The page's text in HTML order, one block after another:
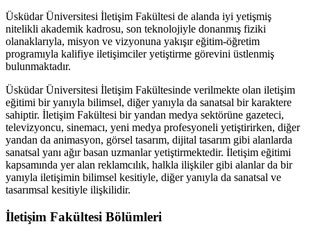
Üsküdar Üniversitesi İletişim Fakültesi de alanda iyi yetişmiş
nitelikli akademik kadrosu, son teknolojiyle donanmış fiziki
olanaklarıyla, misyon ve vizyonuna yakışır eğitim-öğretim
programıyla kalifiye iletişimciler yetiştirme görevini üstlenmiş
bulunmaktadır.
Üsküdar Üniversitesi İletişim Fakültesinde verilmekte olan iletişim
eğitimi bir yanıyla bilimsel, diğer yanıyla da sanatsal bir karaktere
sahiptir. İletişim Fakültesi bir yandan medya sektörüne gazeteci,
televizyoncu, sinemacı, yeni medya profesyoneli yetiştirirken, diğer
yandan da animasyon, görsel tasarım, dijital tasarım gibi alanlarda
sanatsal yanı ağır basan uzmanlar yetiştirmektedir. İletişim eğitimi
kapsamında yer alan reklamcılık, halkla ilişkiler gibi alanlar da bir
yanıyla iletişimin bilimsel kesitiyle, diğer yanıyla da sanatsal ve
tasarımsal kesitiyle ilişkilidir.
İletişim Fakültesi Bölümleri